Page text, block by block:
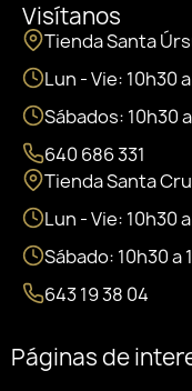
Visítanos
Tienda Santa
Lun - Vie: 10h30
Sábados: 10h30
640 686 331
Tienda Santa
Lun - Vie: 10h30
Sábado: 10h30 a
643 19 38 04
Páginas de